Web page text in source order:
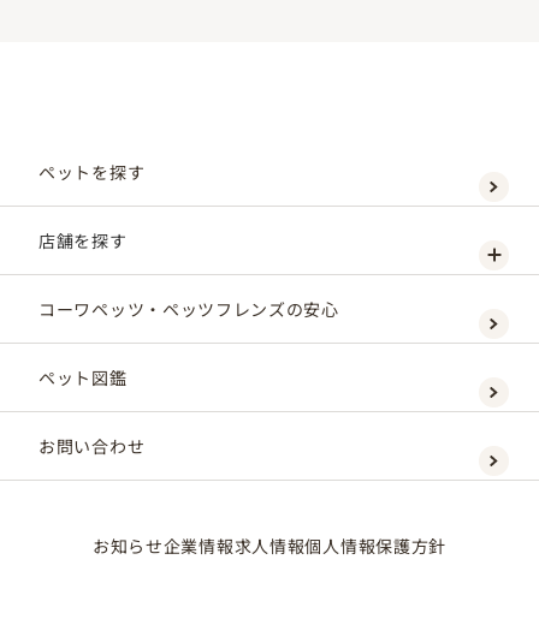
ペットを探す
店舗を探す
コーワペッツ・ペッツフレンズの安心
ペット図鑑
お問い合わせ
お知らせ企業情報求人情報個人情報保護方針